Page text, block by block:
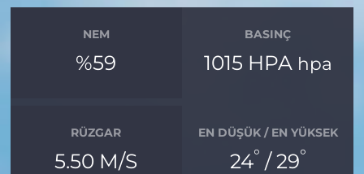
NEM
%59
BASINÇ
1015 HPA hpa
RÜZGAR
5.50 M/S
EN DÜŞÜK / EN YÜKSEK
24° / 29°